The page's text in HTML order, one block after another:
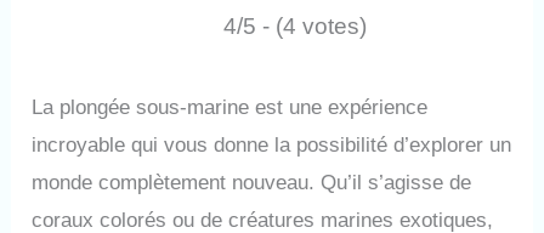
4/5 - (4 votes)
La plongée sous-marine est une expérience
incroyable qui vous donne la possibilité d’explorer un
monde complètement nouveau. Qu’il s’agisse de
coraux colorés ou de créatures marines exotiques,